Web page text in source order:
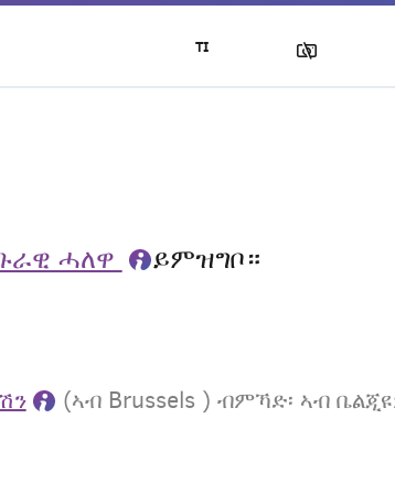
ሓለዋ ይምዝግቦ።
(ኣብ Brussels ) ብምኻድ፡ ኣብ
TI
footer